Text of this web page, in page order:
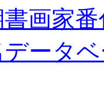
画家
ータ